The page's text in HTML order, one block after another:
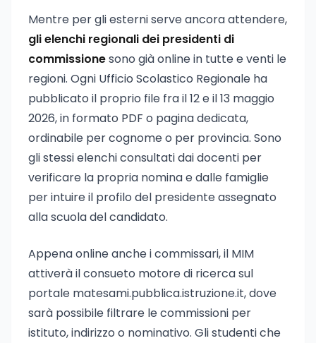
Mentre per gli esterni serve ancora attendere,
gli elenchi regionali dei presidenti di
commissionesono già online in tutte e venti le
regioni. Ogni Ufficio Scolastico Regionale ha
pubblicato il proprio file fra il 12 e il 13 maggio
2026, in formato PDF o pagina dedicata,
ordinabile per cognome o per provincia. Sono
gli stessi elenchi consultati dai docenti per
verificare la propria nomina e dalle famiglie
per intuire il profilo del presidente assegnato
alla scuola del candidato.
Appena online anche i commissari, il MIM
attiverà il consueto motore di ricerca sul
portale matesami.pubblica.istruzione.it, dove
sarà possibile filtrare le commissioni per
istituto, indirizzo o nominativo. Gli studenti che